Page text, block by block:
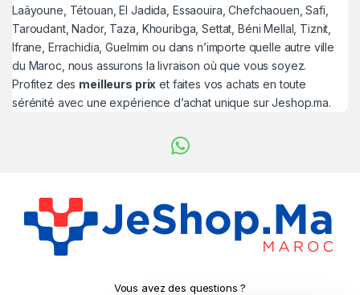
Laâyoune, Tétouan, El Jadida, Essaouira, Chefchaouen, Safi,
Taroudant, Nador, Taza, Khouribga, Settat, Béni Mellal, Tiznit,
Ifrane, Errachidia, Guelmim ou dans n’importe quelle autre ville
du Maroc, nous assurons la livraison où que vous soyez.
Profitez des meilleurs prix et faites vos achats en toute
sérénité avec une expérience d’achat unique sur Jeshop.ma.
Vous avez des questions ?